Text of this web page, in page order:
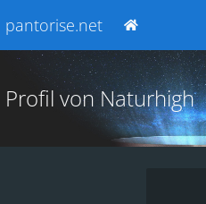
pantorise.net
Profil von Naturhigh